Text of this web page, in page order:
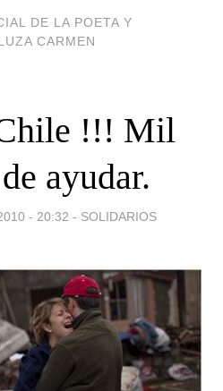
DE LA POETA Y
CARMEN
Chile !!! Mil
ayudar.
- 20:32 - SOLIDARIOS